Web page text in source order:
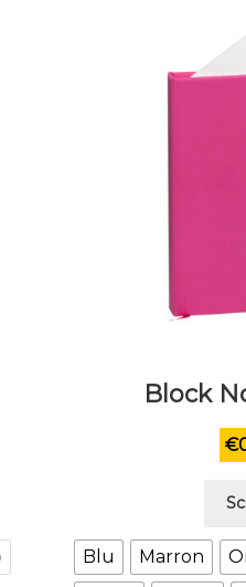
Block
€
Blu Marron